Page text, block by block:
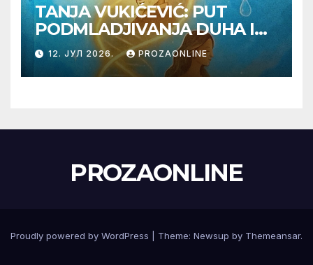
TANJA VUKIĆEVIĆ: PUT
PODMLADJIVANJA DUHA I
TELA SA TESLOM
12. ЈУЛ 2026. PROZAONLINE
PROZAONLINE
Proudly powered by WordPress Theme: Newsup by Themeansar.